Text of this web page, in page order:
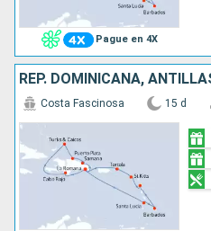
Pague en 4X
Costa Fascinosa 15 d